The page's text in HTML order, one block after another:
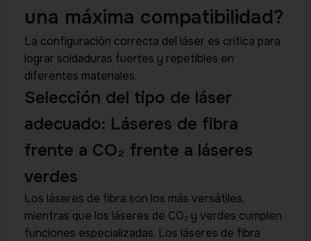
una máxima compatibilidad?
La configuración correcta del láser es crítica para
lograr soldaduras fuertes y repetibles en
diferentes materiales.
Selección del tipo de láser
adecuado: Láseres de fibra
frente a CO₂ frente a láseres
verdes
Los láseres de fibra son los más versátiles,
mientras que los láseres de CO₂ y verdes cumplen
funciones especializadas. Los láseres de fibra